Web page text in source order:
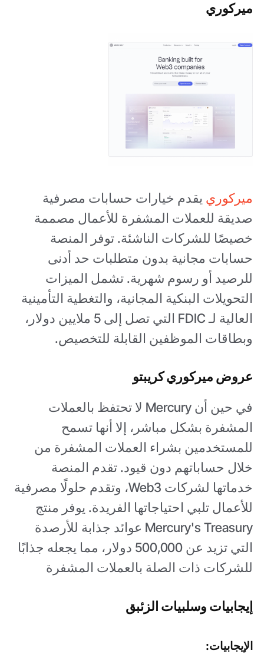
ميركوري
ميركوري يقدم خيارات حسابات مصرفية
صديقة للعملات المشفرة للأعمال مصممة
خصيصًا للشركات الناشئة. توفر المنصة
حسابات مجانية بدون متطلبات حد أدنى
للرصيد أو رسوم شهرية. تشمل الميزات
التحويلات البنكية المجانية، والتغطية التأمينية
العالية لـ FDIC التي تصل إلى 5 ملايين دولار،
وبطاقات الموظفين القابلة للتخصيص.
عروض ميركوري كريبتو
في حين أن Mercury لا تحتفظ بالعملات
المشفرة بشكل مباشر، إلا أنها تسمح
للمستخدمين بشراء العملات المشفرة من
خلال حساباتهم دون قيود. تقدم المنصة
خدماتها لشركات Web3، وتقدم حلولًا مصرفية
للأعمال تلبي احتياجاتها الفريدة. يوفر منتج
Mercury's Treasury عوائد جذابة للأرصدة
التي تزيد عن 500,000 دولار، مما يجعله جذابًا
للشركات ذات الصلة بالعملات المشفرة
إيجابيات وسلبيات الزئبق
الإيجابيات: